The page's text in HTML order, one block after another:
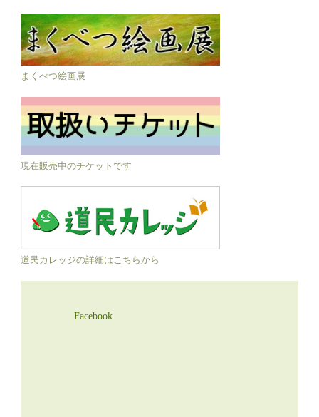
まくべつ絵画展
現在販売中のチケットです
道民カレッジの詳細はこちらから
Facebook